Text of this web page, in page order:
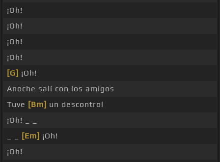
¡Oh!
¡Oh!
¡Oh!
¡Oh!
[G] ¡Oh!
Anoche salí con los amigos
Tuve [Bm] un descontrol
¡Oh! _ _
[Em] ¡Oh!
¡Oh!